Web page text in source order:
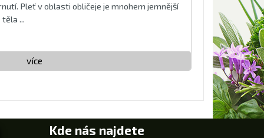
Pleť v oblasti obličeje je mnohem jemnější
...
více
Kde nás najdete